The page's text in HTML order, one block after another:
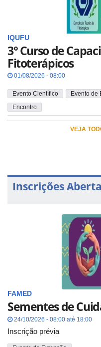
IQUFU
3° Curso de
Fitoterápicos
01/08/2026 - 08:00
Evento Científico
Evento de
Encontro
VEJA
Inscrições
FAMED
Sementes de
24/10/2026 - 08:00 até 18:00
Inscrição prévia